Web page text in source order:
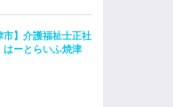
市】介護福祉士正社
はーとらいふ焼津